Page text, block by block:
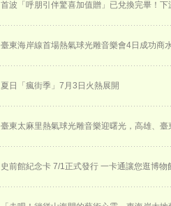
首波「呼朋引伴驚喜加值贈」已兌換完畢！下
臺東海岸線首場熱氣球光雕音樂會4日成功商
夏日「瘋街季」7月3日火熱展開
臺東太麻里熱氣球光雕音樂迎曙光，高雄、
史前館紀念卡 7/1正式發行 一卡通讓您逛博物